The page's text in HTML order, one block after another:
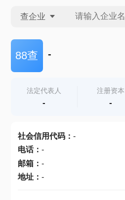
查企业
查企业
查产地
88查 -
法定代表人
-
注册资本
-
社会信用代码： -
电话： -
邮箱： -
地址： -